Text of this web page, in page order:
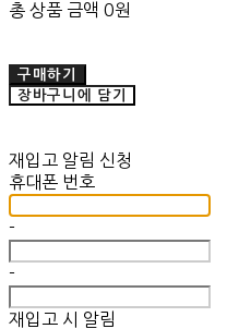
총 상품 금액 0원
구매하기
장바구니에 담기
재입고 알림 신청
휴대폰 번호
-
-
재입고 시 알림